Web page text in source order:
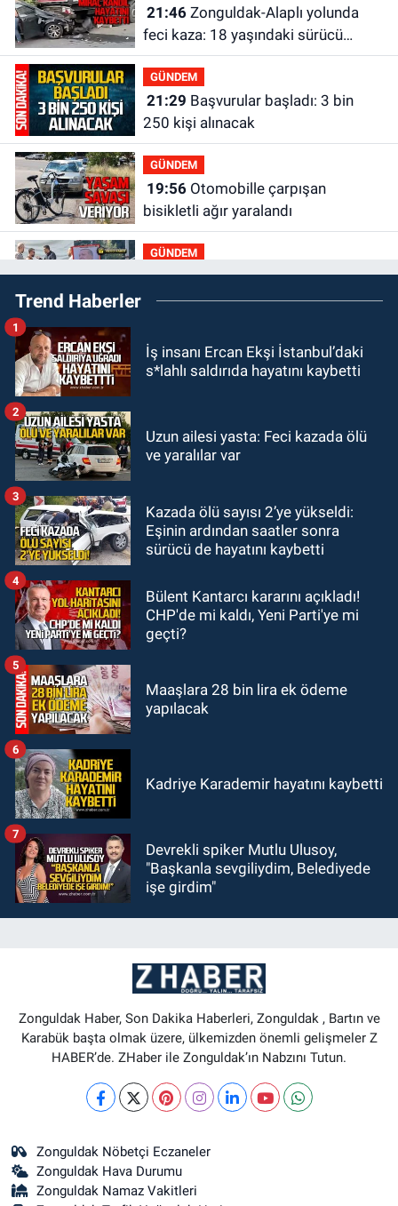
21:46Zonguldak-Alaplı yolunda
feci kaza: 18 yaşındaki sürücü
hayatını kaybetti
GÜNDEM
21:29
250 kişi alınacak
GÜNDEM
19:56Otomobille çarpışan
bisikletli ağır yaralandı
GÜNDEM
19:46Cumhurbaşkanı Erdoğan’ın
fotoğrafını söküp indirdi
18:48
18:36AK Parti teşkilatları
GÜNDEM
18:18
Zonguldakspor’a destek oldu
Trend Haberler
İş insanı Ercan Ekşi İstanbul’daki
s*lahlı saldırıda hayatını kaybetti
1
Uzun ailesi yasta: Feci kazada ölü
ve yaralılar var
2
Kazada ölü sayısı 2’ye yükseldi:
Eşinin ardından saatler sonra
sürücü de hayatını kaybetti
3
Bülent Kantarcı kararını açıkladı!
CHP'de mi kaldı, Yeni Parti'ye mi
geçti?
4
Maaşlara 28 bin lira ek ödeme
yapılacak
5
Kadriye Karademir hayatını kaybetti
6
Devrekli spiker Mutlu Ulusoy,
"Başkanla sevgiliydim, Belediyede
işe girdim"
7
Zonguldak Haber, Son Dakika Haberleri, Zonguldak , Bartın ve
Karabük başta olmak üzere, ülkemizden önemli gelişmeler Z
HABER’de. ZHaber ile Zonguldak’ın Nabzını Tutun.
Zonguldak Nöbetçi Eczaneler
Zonguldak Hava Durumu
Zonguldak Namaz Vakitleri